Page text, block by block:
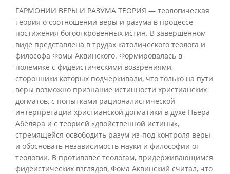
ГАРМОНИИ ВЕРЫ И РАЗУМА ТЕОРИЯ — теологическая
теория о соотношении веры и разума в процессе
постижения богооткровенных истин. В завершенном
виде представлена в трудах католического теолога и
философа Фомы Аквинского. Формировалась в
полемике с фидеистическими воззрениями,
сторонники которых подчеркивали, что только на пути
веры возможно признание истинности христианских
догматов, с попытками рационалистической
интерпретации христианской догматики в духе Пьера
Абеляра и с теорией «двойственной истины»,
стремящейся освободить разум из-под контроля веры
и обосновать независимость науки и философии от
теологии. В противовес теологам, придерживающимся
фидеистических взглядов, Фома Аквинский считал, что